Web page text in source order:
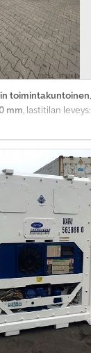
toimintakuntoinen
mm, lastitilan leveys: